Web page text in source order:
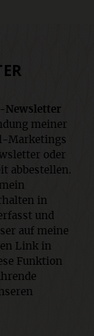
Newsletter
meiner
Marketings
oder
abbestellen.
in
und
auf meine
Link in
Funktion